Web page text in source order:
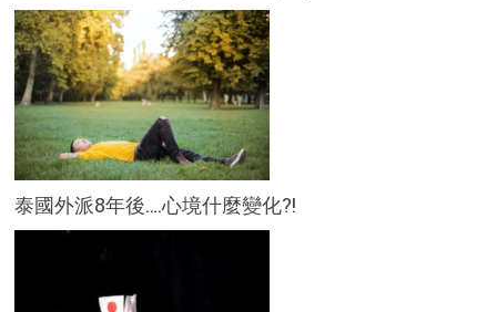
泰國外派8年後….心境什麼變化?!